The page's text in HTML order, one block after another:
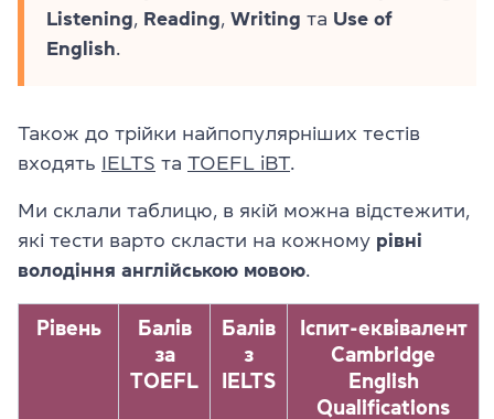
Listening, Reading, Writing та Use of
English.
Також до трійки найпопулярніших тестів
входять IELTS та TOEFL iBT.
Ми склали таблицю, в якій можна відстежити,
які тести варто скласти на кожному рівні
володіння англійською мовою.
Рівень
Балів
за
TOEFL
Балів
з
IELTS
Іспит-еквівалент
Cambridge
English
Qualifications